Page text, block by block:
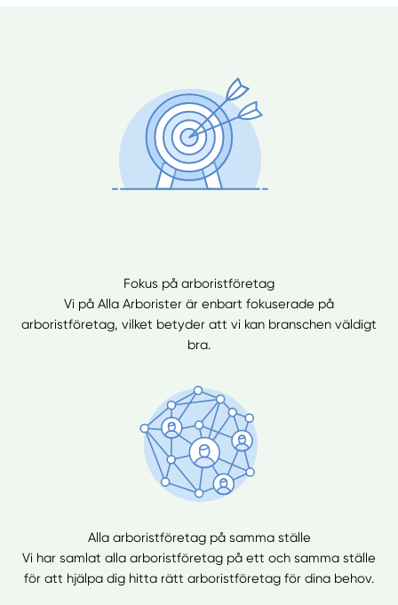
Välj tillvägagångssätt
Fokus på arboristföretag
Vi på Alla Arborister är enbart fokuserade på
arboristföretag, vilket betyder att vi kan branschen väldigt
bra.
Alla arboristföretag på samma ställe
Vi har samlat alla arboristföretag på ett och samma ställe
för att hjälpa dig hitta rätt arboristföretag för dina behov.